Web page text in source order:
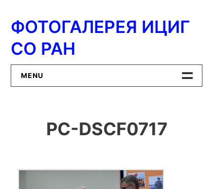
содержимому
ФОТОГАЛЕРЕЯ ИЦИГ
СО РАН
MENU
ИЦиГ СО РАН
PC-DSCF0717